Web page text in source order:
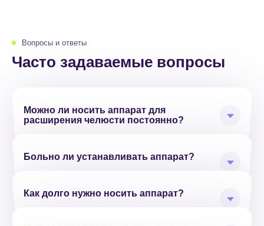
Вопросы и ответы
Часто задаваемые вопросы
Можно ли носить аппарат для
расширения челюсти постоянно?
Больно ли устанавливать аппарат?
Как долго нужно носить аппарат?